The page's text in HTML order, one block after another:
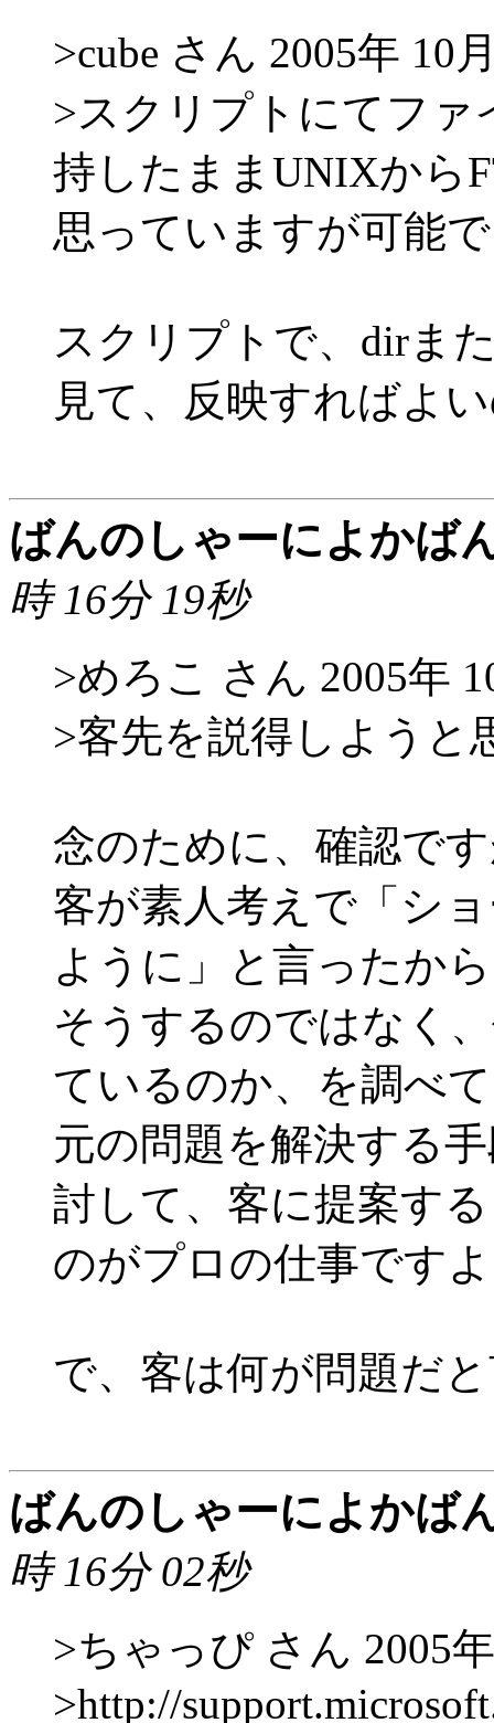
>cube さん 2005年 10
>スクリプトにてフ
持したままUNIXから
思っていますが可能
スクリプトで、dirま
見て、反映すればよ
ばんのしゃーによかば
時 16分 19秒
>めろこ さん 2005年
>客先を説得しようと
念のために、確認で
客が素人考えで「シ
ように」と言ったか
そうするのではなく
ているのか、を調べ
元の問題を解決する
討して、客に提案する
のがプロの仕事です
で、客は何が問題だ
ばんのしゃーによかば
時 16分 02秒
>ちゃっぴ さん 2005
>http://